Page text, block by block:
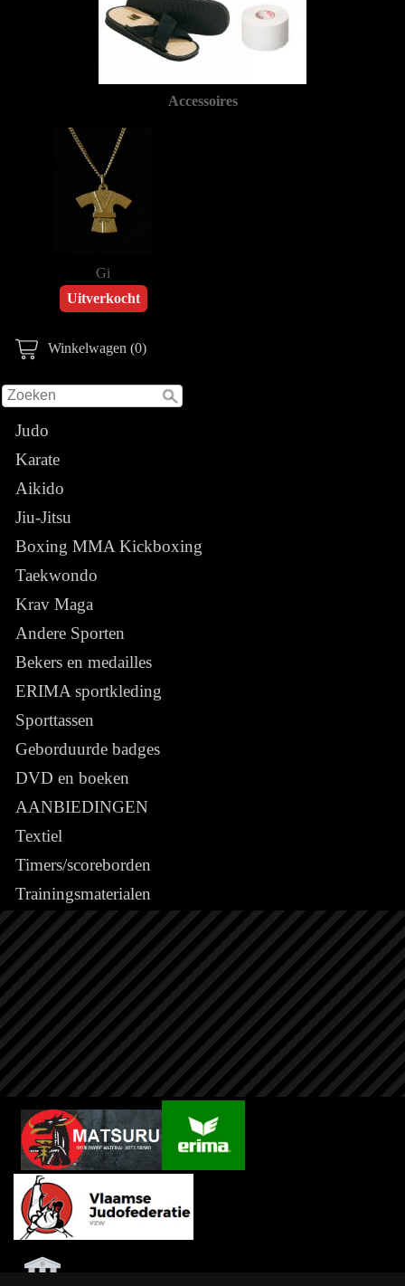
Winkelwagen (0)
Judo
Karate
Aikido
Jiu-Jitsu
Boxing MMA Kickboxing
Taekwondo
Krav Maga
Andere Sporten
Bekers en medailles
ERIMA sportkleding
Sporttassen
Geborduurde badges
DVD en boeken
AANBIEDINGEN
Textiel
Timers/scoreborden
Trainingsmaterialen
Accessoires
Gi
Uitverkocht